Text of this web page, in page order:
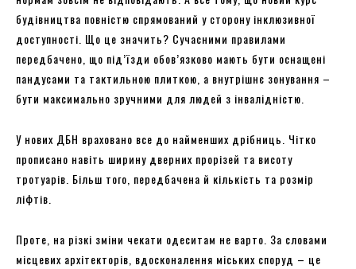
будівництва повністю спрямований у сторону інклюзивної
доступності. Що це значить? Сучасними правилами
передбачено, що під’їзди обов’язково мають бути оснащені
пандусами та тактильною плиткою, а внутрішнє зонування –
бути максимально зручними для людей з інвалідністю.
У нових ДБН враховано все до найменших дрібниць. Чітко
прописано навіть ширину дверних прорізей та висоту
тротуарів. Більш того, передбачена й кількість та розмір
ліфтів.
Проте, на різкі зміни чекати одеситам не варто. За словами
місцевих архітекторів, вдосконалення міських споруд – це